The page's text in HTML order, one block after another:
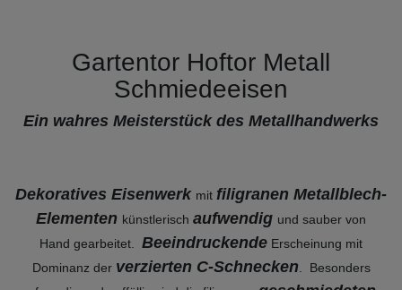
Gartentor Hoftor Metall
Schmiedeeisen
Ein wahres Meisterstück des Metallhandwerks
Dekoratives Eisenwerk mit filigranen Metallblech-
Elementen künstlerisch aufwendig und sauber von
Hand gearbeitet. Beeindruckende Erscheinung mit
Dominanz der verzierten C-Schnecken . Besonders